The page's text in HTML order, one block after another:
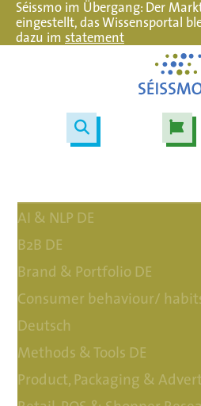
Séissmo im Übergang: Der
eingestellt, das Wissensportal
dazu im statement
AI & NLP DE
B2B DE
Brand & Portfolio DE
Consumer behaviour/
Deutsch
Methods & Tools DE
Product, Packaging &